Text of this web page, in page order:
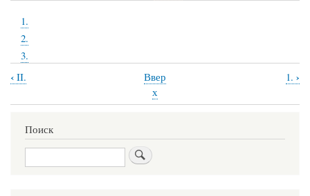
1.
2.
3.
Перекрёстные
ссылки
книги
для
III.
‹ II.
Ввер
х
1. ›
Поиск
Поиск